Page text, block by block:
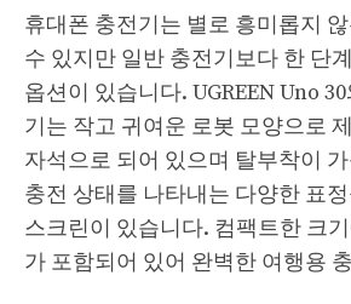
휴대폰 충전기는 별로 흥미롭지
수 있지만 일반 충전기보다 한 단
옵션이 있습니다. UGREEN Uno
기는 작고 귀여운 로봇 모양으로
자석으로 되어 있으며 탈부착이
충전 상태를 나타내는 다양한 표
스크린이 있습니다. 컴팩트한 크
가 포함되어 있어 완벽한 여행용